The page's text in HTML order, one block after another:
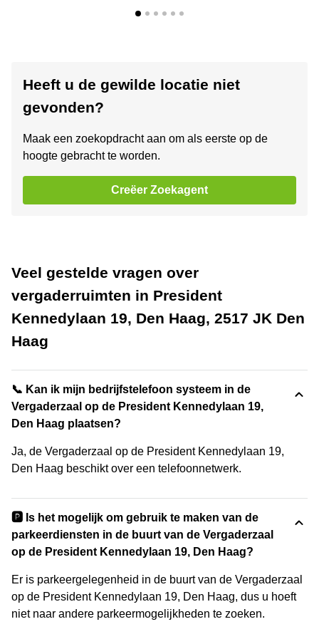
Heeft u de gewilde locatie niet
gevonden?
Maak een zoekopdracht aan om als eerste op de
hoogte gebracht te worden.
Creëer Zoekagent
Veel gestelde vragen over
vergaderruimten in President
Kennedylaan 19, Den Haag, 2517 JK Den
Haag
📞 Kan ik mijn bedrijfstelefoon systeem in de
Vergaderzaal op de President Kennedylaan 19,
Den Haag plaatsen?
Ja, de Vergaderzaal op de President Kennedylaan 19,
Den Haag beschikt over een telefoonnetwerk.
🅿️ Is het mogelijk om gebruik te maken van de
parkeerdiensten in de buurt van de Vergaderzaal
op de President Kennedylaan 19, Den Haag?
Er is parkeergelegenheid in de buurt van de Vergaderzaal
op de President Kennedylaan 19, Den Haag, dus u hoeft
niet naar andere parkeermogelijkheden te zoeken.